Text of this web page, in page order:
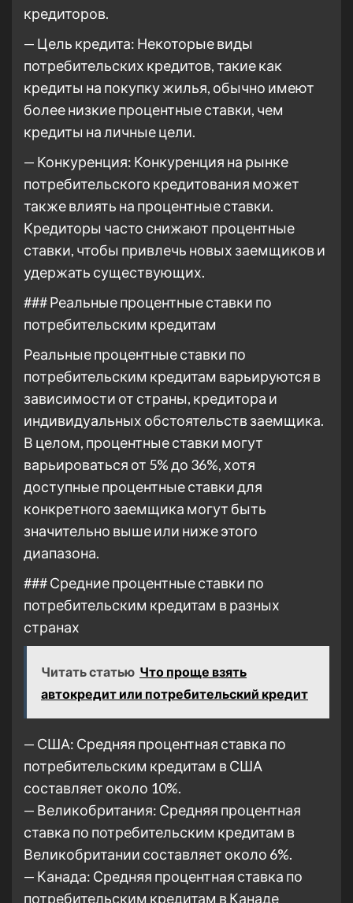
кредиторов.
— Цель кредита: Некоторые виды
потребительских кредитов, такие как
кредиты на покупку жилья, обычно имеют
более низкие процентные ставки, чем
кредиты на личные цели.
— Конкуренция: Конкуренция на рынке
потребительского кредитования может
также влиять на процентные ставки.
Кредиторы часто снижают процентные
ставки, чтобы привлечь новых заемщиков и
удержать существующих.
### Реальные процентные ставки по
потребительским кредитам
Реальные процентные ставки по
потребительским кредитам варьируются в
зависимости от страны, кредитора и
индивидуальных обстоятельств заемщика.
В целом, процентные ставки могут
варьироваться от 5% до 36%, хотя
доступные процентные ставки для
конкретного заемщика могут быть
значительно выше или ниже этого
диапазона.
### Средние процентные ставки по
потребительским кредитам в разных
странах
Читать статью Что проще взять
автокредит или потребительский кредит
— США: Средняя процентная ставка по
потребительским кредитам в США
составляет около 10%.
— Великобритания: Средняя процентная
ставка по потребительским кредитам в
Великобритании составляет около 6%.
— Канада: Средняя процентная ставка по
потребительским кредитам в Канаде